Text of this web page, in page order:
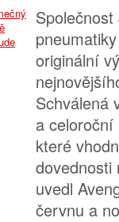
originální
Schválená
a celoroční
které
dovednosti
uvedl
červnu a